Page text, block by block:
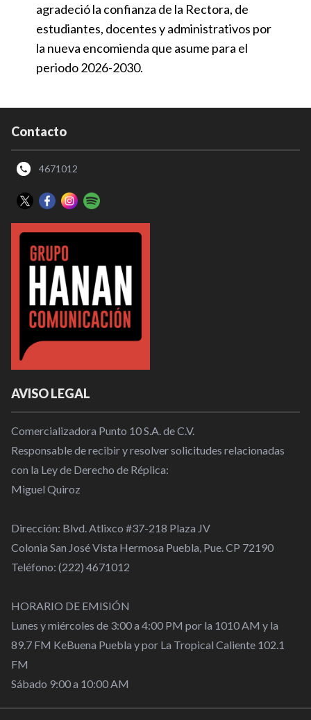
agradeció la confianza de la Rectora, de
estudiantes, docentes y administrativos por
la nueva encomienda que asume para el
periodo 2026-2030.
Contacto
4671012
AVISO LEGAL
Comercializadora Punto 10 S.A. de C.V.
Responsable de recibir y resolver solicitudes relacionadas
con la Ley de Derecho de Réplica:
Miguel Quiroz
Dirección: Blvd. Atlixco #37-218 Plaza JV
Colonia San José Vista Hermosa Puebla, Pue. CP 72190
Teléfono: (222) 4671012
HORARIO DE EMISIÓN
Lunes y miércoles de 3:00 a 4:00 PM por la 1010 AM y la
89.7 FM KeBuena Puebla y por La Tropical Caliente 102.1
FM
Sábado 9:00 a 10:00 AM